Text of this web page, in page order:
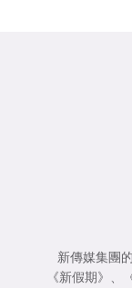
新傳媒集團
《新假期》